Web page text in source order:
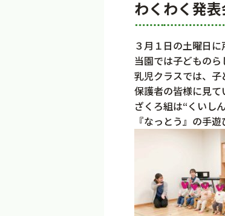
わくわく発
３月１日の土曜日
当園では子どものら
乳児クラスでは、
保護者の皆様に見て
ざくろ組は“くいし
『なっとう』の手